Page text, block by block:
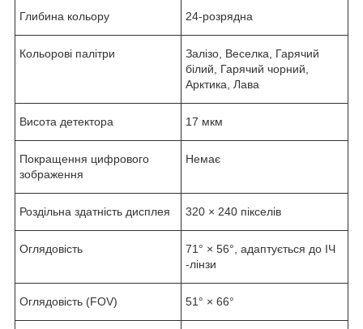
Глибина кольору 24-розрядна
Кольорові палітри
Залізо, Веселка, Гарячий
білий, Гарячий чорний,
Арктика, Лава
Висота детектора 17 мкм
Покращення цифрового
зображення
Немає
Роздільна здатність дисплея 320 × 240 пікселів
Оглядовість
71° × 56°, адаптується до ІЧ
-лінзи
Оглядовість (FOV) 51° × 66°